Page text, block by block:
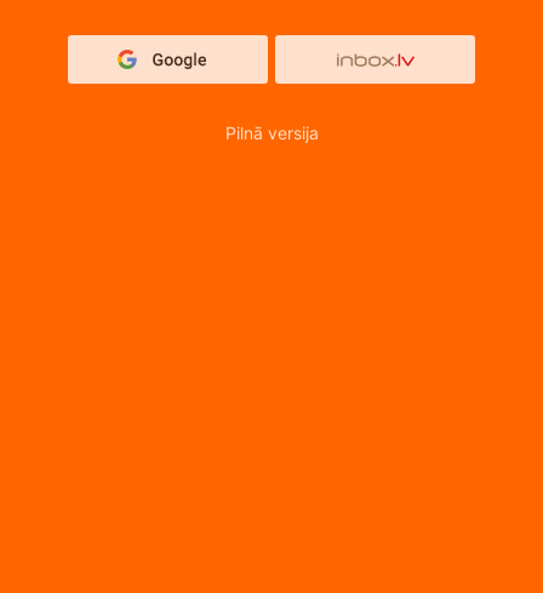
Pilnā versija